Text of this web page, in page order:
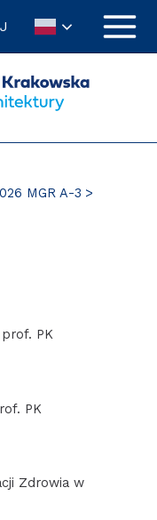
MGR A-3
PK
PK
Zdrowia w